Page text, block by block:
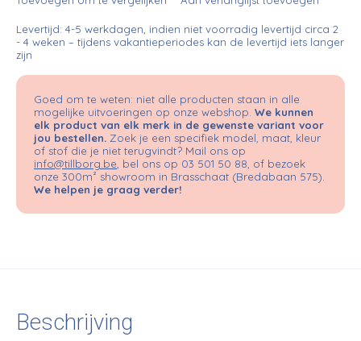
Levertijd: 4-5 werkdagen, indien niet voorradig levertijd circa 2
- 4 weken – tijdens vakantieperiodes kan de levertijd iets langer
zijn
Goed om te weten: niet alle producten staan in alle
mogelijke uitvoeringen op onze webshop. We kunnen
elk product van elk merk in de gewenste variant voor
jou bestellen. Zoek je een specifiek model, maat, kleur
of stof die je niet terugvindt? Mail ons op
info@tillborg.be , bel ons op 03 501 50 88, of bezoek
onze 300m² showroom in Brasschaat (Bredabaan 575).
We helpen je graag verder!
Beschrijving